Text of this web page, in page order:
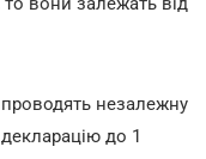
незалежну
до 1